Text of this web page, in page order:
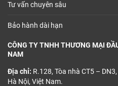
Tư vấn chuyên sâu
Bảo hành dài hạn
CÔNG TY TNHH THƯƠNG MẠI
NAM
Địa chỉ: R.128, Tòa nhà CT5 –
Hà Nội, Việt Nam.